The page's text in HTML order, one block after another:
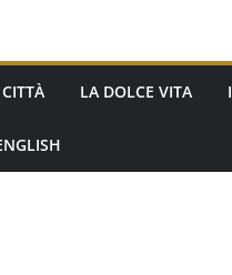
LA DOLCE VITA